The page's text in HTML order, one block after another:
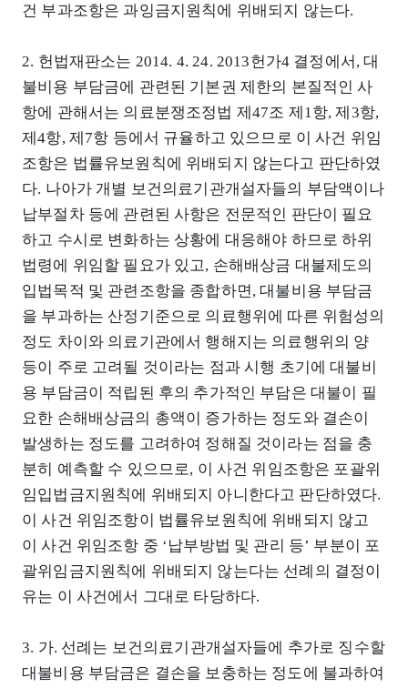
건 부과조항은 과잉금지원칙에 위배되지 않는다.
2. 헌법재판소는 2014. 4. 24. 2013헌가4 결정에서, 대
불비용 부담금에 관련된 기본권 제한의 본질적인 사
항에 관해서는 의료분쟁조정법 제47조 제1항, 제3항,
제4항, 제7항 등에서 규율하고 있으므로 이 사건 위임
조항은 법률유보원칙에 위배되지 않는다고 판단하였
다. 나아가 개별 보건의료기관개설자들의 부담액이나
납부절차 등에 관련된 사항은 전문적인 판단이 필요
하고 수시로 변화하는 상황에 대응해야 하므로 하위
법령에 위임할 필요가 있고, 손해배상금 대불제도의
입법목적 및 관련조항을 종합하면, 대불비용 부담금
을 부과하는 산정기준으로 의료행위에 따른 위험성의
정도 차이와 의료기관에서 행해지는 의료행위의 양
등이 주로 고려될 것이라는 점과 시행 초기에 대불비
용 부담금이 적립된 후의 추가적인 부담은 대불이 필
요한 손해배상금의 총액이 증가하는 정도와 결손이
발생하는 정도를 고려하여 정해질 것이라는 점을 충
분히 예측할 수 있으므로, 이 사건 위임조항은 포괄위
임입법금지원칙에 위배되지 아니한다고 판단하였다.
이 사건 위임조항이 법률유보원칙에 위배되지 않고
이 사건 위임조항 중 ‘납부방법 및 관리 등’ 부분이 포
괄위임금지원칙에 위배되지 않는다는 선례의 결정이
유는 이 사건에서 그대로 타당하다.
3. 가. 선례는 보건의료기관개설자들에 추가로 징수할
대불비용 부담금은 결손을 보충하는 정도에 불과하여